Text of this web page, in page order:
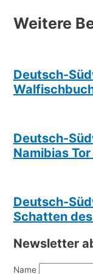
Weitere
Deutsch-
Deutsch-
Namibias
Deutsch-
Schatten
Newsletter
Name